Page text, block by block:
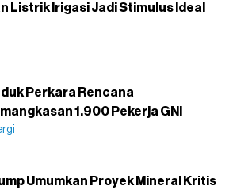
Listrik Irigasi Jadi Stimulus Ideal
Perkara Rencana
1.900 Pekerja GNI
Umumkan Proyek Mineral Kritis